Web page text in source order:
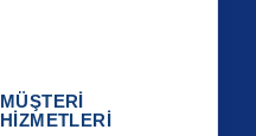
MÜŞTERİ
HİZMETLERİ